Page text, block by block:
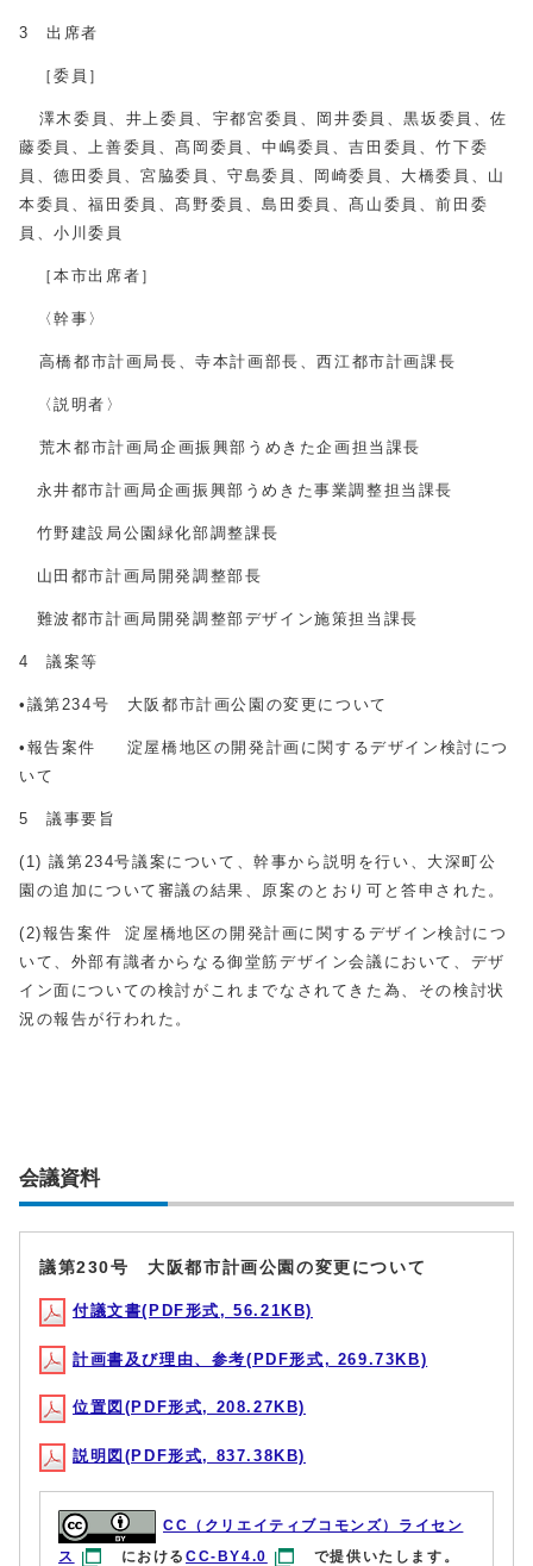
3 出席者
［委員］
澤木委員、井上委員、宇都宮委員、岡井委員、黒坂委員、佐
藤委員、上善委員、髙岡委員、中嶋委員、吉田委員、竹下委
員、德田委員、宮脇委員、守島委員、岡崎委員、大橋委員、山
本委員、福田委員、髙野委員、島田委員、髙山委員、前田委
員、小川委員
［本市出席者］
〈幹事〉
高橋都市計画局長、寺本計画部長、西江都市計画課長
〈説明者〉
荒木都市計画局企画振興部うめきた企画担当課長
永井都市計画局企画振興部うめきた事業調整担当課長
竹野建設局公園緑化部調整課長
山田都市計画局開発調整部長
難波都市計画局開発調整部デザイン施策担当課長
4 議案等
•議第234号 大阪都市計画公園の変更について
•報告案件 淀屋橋地区の開発計画に関するデザイン検討につ
いて
5 議事要旨
(1) 議第234号議案について、幹事から説明を行い、大深町公
園の追加について審議の結果、原案のとおり可と答申された。
(2)報告案件 淀屋橋地区の開発計画に関するデザイン検討につ
いて、外部有識者からなる御堂筋デザイン会議において、デザ
イン面についての検討がこれまでなされてきた為、その検討状
況の報告が行われた。
会議資料
議第230号 大阪都市計画公園の変更について
付議文書(PDF形式, 56.21KB)
計画書及び理由、参考(PDF形式, 269.73KB)
位置図(PDF形式, 208.27KB)
説明図(PDF形式, 837.38KB)
CC（クリエイティブコモンズ）ライセン
ス
におけるCC-BY4.0 で提供いたします。